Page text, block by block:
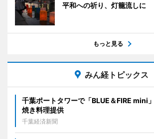
平和への祈り、灯籠流しに
もっと見る
みん経トピックス
千葉ポートタワーで「BLUE＆FIRE mini
焼き料理提供
千葉経済新聞